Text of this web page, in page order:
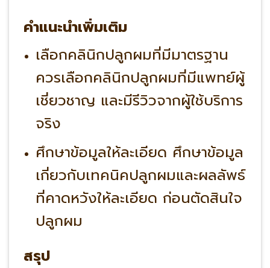
คำแนะนำเพิ่มเติม
เลือกคลินิกปลูกผมที่มีมาตรฐาน
ควรเลือกคลินิกปลูกผมที่มีแพทย์ผู้
เชี่ยวชาญ และมีรีวิวจากผู้ใช้บริการ
จริง
ศึกษาข้อมูลให้ละเอียด ศึกษาข้อมูล
เกี่ยวกับเทคนิคปลูกผมและผลลัพธ์
ที่คาดหวังให้ละเอียด ก่อนตัดสินใจ
ปลูกผม
สรุป